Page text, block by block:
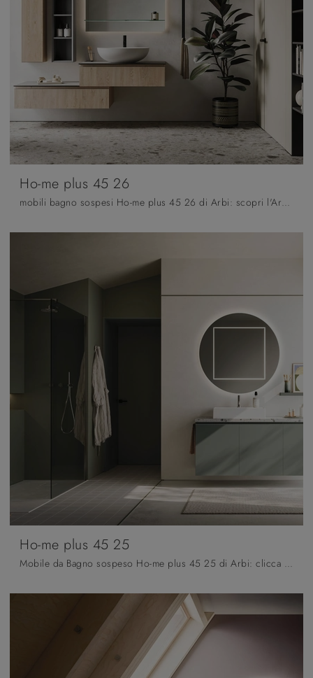
Ho-me plus 45 26
mobili bagno sospesi Ho-me plus 45 26 di Arbi: scopri l'Arredo Bagno in melaminico moderno e arreda la stanza del benessere.
Ho-me plus 45 25
Mobile da Bagno sospeso Ho-me plus 45 25 di Arbi: clicca e scopri di più su mobili bagno sospesi in melaminico e elementi accessori dell'azienda.